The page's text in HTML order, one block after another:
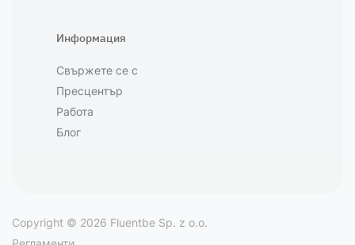
Информация
Свържете се с
Пресцентър
Работа
Блог
Copyright © 2026 Fluentbe Sp. z o.o.